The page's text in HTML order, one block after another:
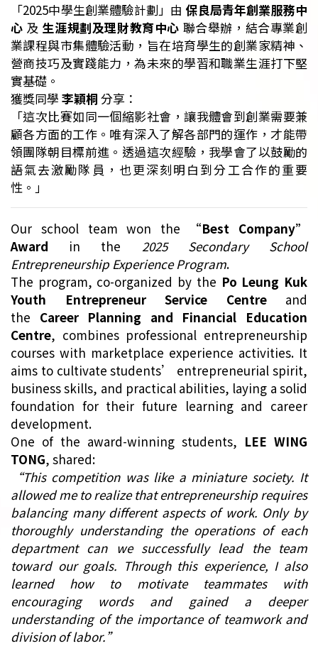
「2025中學生創業體驗計劃」由 保良局青年創業服務中
心 及 生涯規劃及理財教育中心 聯合舉辦，結合專業創
業課程與市集體驗活動，旨在培育學生的創業家精神、
營商技巧及實踐能力，為未來的學習和職業生涯打下堅
實基礎。
獲獎同學 李穎桐 分享：
「這次比賽如同一個縮影社會，讓我體會到創業需要兼
顧各方面的工作。唯有深入了解各部門的運作，才能帶
領團隊朝目標前進。透過這次經驗，我學會了以鼓勵的
語氣去激勵隊員，也更深刻明白到分工合作的重要
性。」
Our school team won the
“Best Company”
Award in the 2025 Secondary School
Entrepreneurship Experience Program.
The program, co-organized by the Po Leung Kuk
Youth Entrepreneur Service Centreand
the Career Planning and Financial Education
Centre, combines professional entrepreneurship
courses with marketplace experience activities. It
aims to cultivate students’ entrepreneurial spirit,
business skills, and practical abilities, laying a solid
foundation for their future learning and career
development.
One of the award-winning students, LEE WING
TONG, shared:
“This competition was like a miniature society. It
allowed me to realize that entrepreneurship requires
balancing many different aspects of work. Only by
thoroughly understanding the operations of each
department can we successfully lead the team
toward our goals. Through this experience, I also
learned how to motivate teammates with
encouraging words and gained a deeper
understanding of the importance of teamwork and
division of labor.”